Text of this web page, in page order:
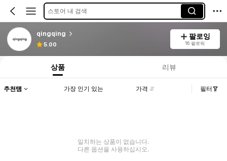
스토어 내 검색
qingqing
5.00
팔로잉
16 팔로워
상품 리뷰
추천템 가장 인기 있는 가격 필터
일치하는 상품이 없습니다.
다른 옵션을 사용하십시오.